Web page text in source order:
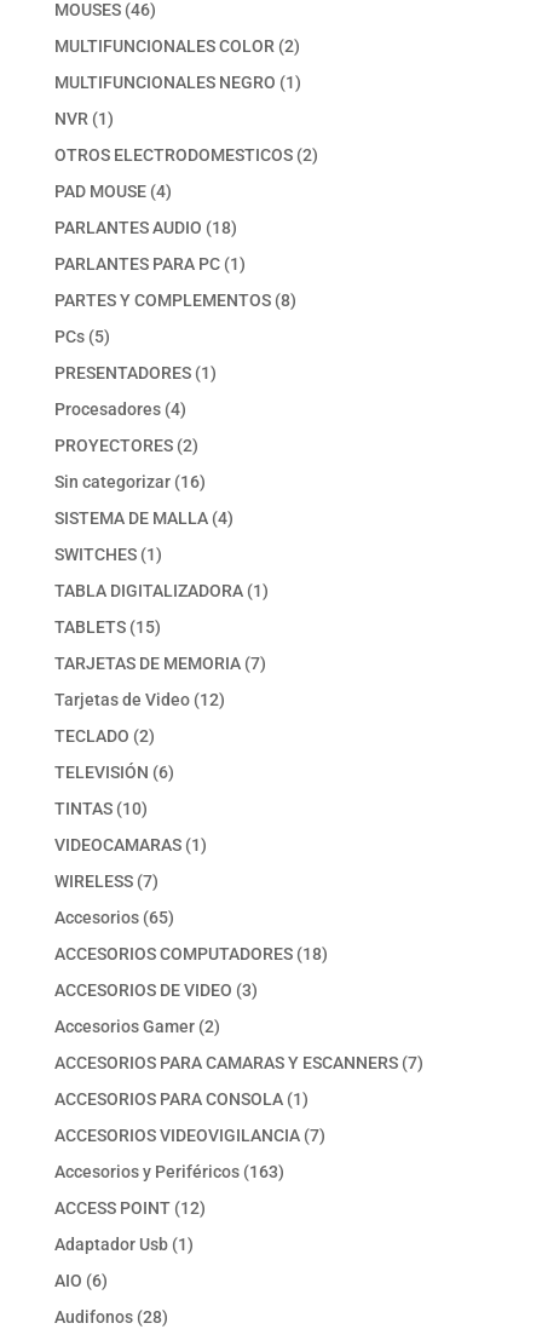
MOUSES 4646
productos
MULTIFUNCIONALES COLOR 22
productos
MULTIFUNCIONALES NEGRO 11
NVR 11
producto
OTROS ELECTRODOMESTICOS 22
PAD MOUSE 44
productos
PARLANTES AUDIO 1818
productos
PARLANTES PARA PC 11
producto
PARTES Y COMPLEMENTOS 88
PCs 55
productos
PRESENTADORES 11
Procesadores 44
productos
PROYECTORES 22
productos
Sin categorizar 1616
productos
SISTEMA DE MALLA 44
SWITCHES 11
producto
TABLA DIGITALIZADORA 11
TABLETS 1515
productos
TARJETAS DE MEMORIA 77
Tarjetas de Video 1212
TECLADO 22
productos
TELEVISIÓN 66
TINTAS 1010
productos
VIDEOCAMARAS 11
WIRELESS 77
productos
Accesorios 6565
productos
ACCESORIOS COMPUTADORES 1818
ACCESORIOS DE VIDEO 33
Accesorios Gamer 22
productos
ACCESORIOS PARA CAMARAS Y ESCANNERS 77
ACCESORIOS PARA CONSOLA 11
producto
ACCESORIOS VIDEOVIGILANCIA 77
Accesorios y Periféricos 163163
ACCESS POINT 1212
Adaptador Usb 11
AIO 66
productos
Audifonos 2828